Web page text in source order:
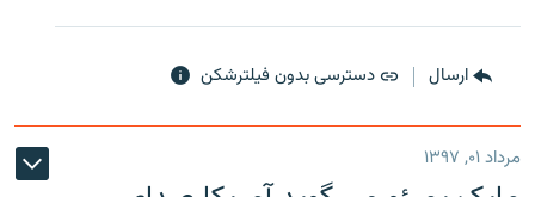
ارسال دسترسی بدون فیلترشکن
مرداد ۰۱, ۱۳۹۷